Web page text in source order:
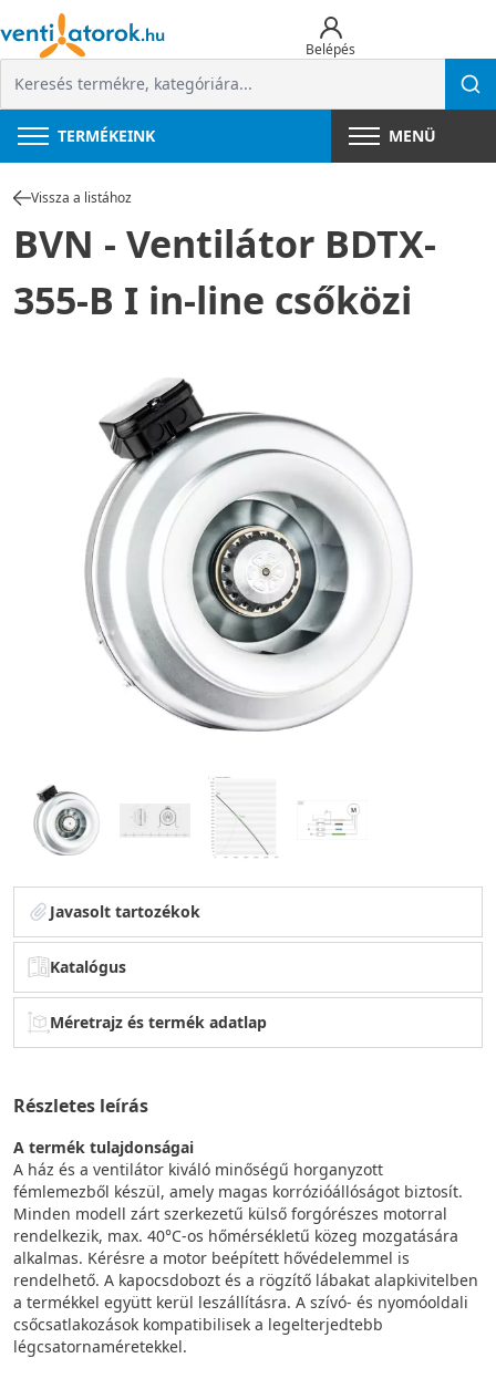
Belépés
TERMÉKEINK MENÜ
Vissza a listához
BVN - Ventilátor BDTX-
355-B I in-line csőközi
Javasolt tartozékok
Katalógus
Méretrajz és termék adatlap
Részletes leírás
A termék tulajdonságai
A ház és a ventilátor kiváló minőségű horganyzott
fémlemezből készül, amely magas korrózióállóságot biztosít.
Minden modell zárt szerkezetű külső forgórészes motorral
rendelkezik, max. 40°C-os hőmérsékletű közeg mozgatására
alkalmas. Kérésre a motor beépített hővédelemmel is
rendelhető. A kapocsdobozt és a rögzítő lábakat alapkivitelben
a termékkel együtt kerül leszállításra. A szívó- és nyomóoldali
csőcsatlakozások kompatibilisek a legelterjedtebb
légcsatornaméretekkel.